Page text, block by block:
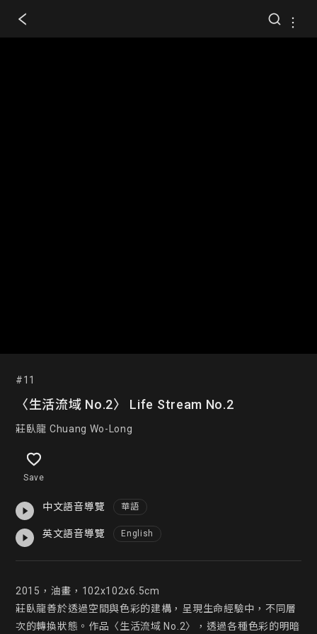
#11
〈生活流域 No.2〉 Life Stream No.2
莊臥龍 Chuang Wo-Long
Save
中文語音導覽 華語
英文語音導覽 English
2015，油畫，102x102x6.5cm
莊臥龍善於透過空間與色彩的建構，呈現生命經驗中，不同層
次的轉換狀態。作品〈生活流域 No.2〉，透過各種色彩的明暗